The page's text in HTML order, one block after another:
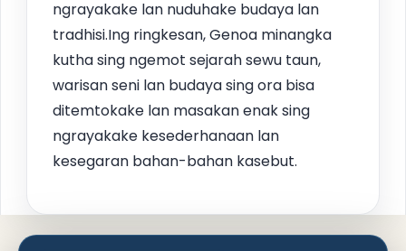
ngrayakake lan nuduhake budaya lan
tradhisi.Ing ringkesan, Genoa minangka
kutha sing ngemot sejarah sewu taun,
warisan seni lan budaya sing ora bisa
ditemtokake lan masakan enak sing
ngrayakake kesederhanaan lan
kesegaran bahan-bahan kasebut.